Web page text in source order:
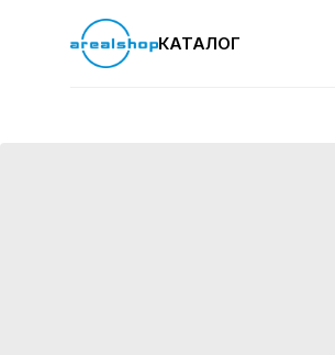
КАТАЛОГ